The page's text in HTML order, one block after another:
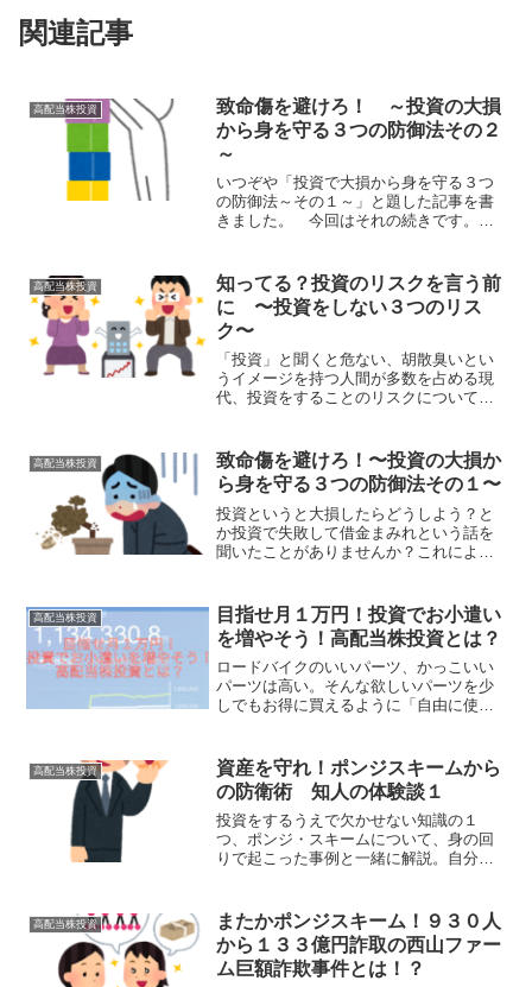
関連記事
高配当株投資
致命傷を避けろ！ ～投資の大損
から身を守る３つの防御法その２
～
いつぞや「投資で大損から身を守る３つ
の防御法～その１～」と題した記事を書
きました。 今回はそれの続きです。そ
の３の記事もアップしました。宜しけれ
ばどうぞ。 さておさらい...
高配当株投資
知ってる？投資のリスクを言う前
に 〜投資をしない３つのリス
ク〜
「投資」と聞くと危ない、胡散臭いとい
うイメージを持つ人間が多数を占める現
代、投資をすることのリスクについてい
いないため、ここでは私の考える「投資
をしないリスク」について綴ります。
高配当株投資
致命傷を避けろ！〜投資の大損か
ら身を守る３つの防御法その１〜
投資というと大損したらどうしよう？と
か投資で失敗して借金まみれという話を
聞いたことがありませんか？これによっ
資、資産運用について色眼鏡なしで考え
ようぜという希望を込めて投資を始める
とき、これさえ抑えておけば致命的な損
失は防げる！！その１をお送りします。
高配当株投資
目指せ月１万円！投資でお小遣い
を増やそう！高配当株投資とは？
ロードバイクのいいパーツ、かっこいい
パーツは高い。そんな欲しいパーツを少
しでもお得に買えるように「自由に使え
投資」を提案しています。高配当株投資
とは何か？メリット、デメリットと対処
法、必要なものについて解説していま
す！
高配当株投資
資産を守れ！ポンジスキームから
の防衛術 知人の体験談１
投資をするうえで欠かせない知識の１
つ、ポンジ・スキームについて、身の回
りで起こった事例と一緒に解説。自分を
高配当株投資
またかポンジスキーム！９３０人
から１３３億円詐取の西山ファー
ム巨額詐欺事件とは！？